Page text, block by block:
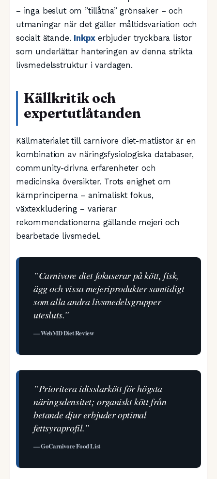
– inga beslut om ”tillåtna” grönsaker – och
utmaningar när det gäller måltidsvariation och
socialt ätande. Inkpxerbjuder tryckbara listor
som underlättar hanteringen av denna strikta
livsmedelsstruktur i vardagen.
Källkritik och
expertutlåtanden
Källmaterialet till carnivore diet-matlistor är en
kombination av näringsfysiologiska databaser,
community-drivna erfarenheter och
medicinska översikter. Trots enighet om
kärnprinciperna – animaliskt fokus,
växtexkludering – varierar
rekommendationerna gällande mejeri och
bearbetade livsmedel.
”Carnivore diet fokuserar på kött, fisk,
ägg och vissa mejeriprodukter samtidigt
som alla andra livsmedelsgrupper
utesluts.”
— WebMD Diet Review
”Prioritera idisslarkött för högsta
näringsdensitet; organiskt kött från
betande djur erbjuder optimal
fettsyraprofil.”
— GoCarnivore Food List